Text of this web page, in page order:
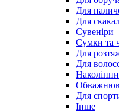
Для
Для
Сувеніри
Сумки та
Для
Для
Для
Інше